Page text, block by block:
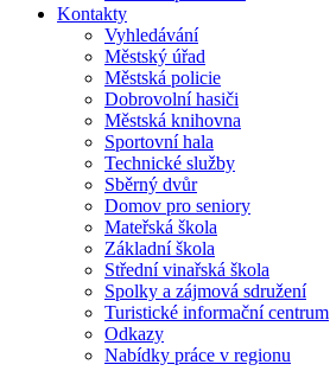
Kontakty
Vyhledávání
Městský úřad
Městská policie
Dobrovolní hasiči
Městská knihovna
Sportovní hala
Technické služby
Sběrný dvůr
Domov pro seniory
Mateřská škola
Základní škola
Střední vinařská škola
Spolky a zájmová sdružení
Turistické informační centrum
Odkazy
Nabídky práce v regionu